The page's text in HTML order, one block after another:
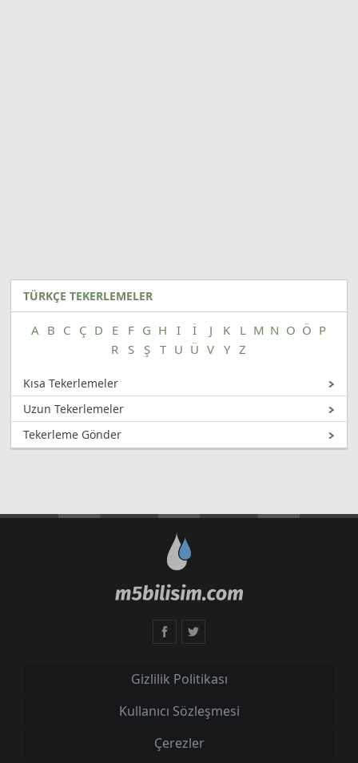
TÜRKÇE TEKERLEMELER
A B C Ç D E F G H I İ J K L M N O Ö P
R
S Ş T U Ü V Y Z
Kısa Tekerlemeler
Uzun Tekerlemeler
Tekerleme Gönder
Gizlilik Politikası
Kullanıcı Sözleşmesi
Çerezler